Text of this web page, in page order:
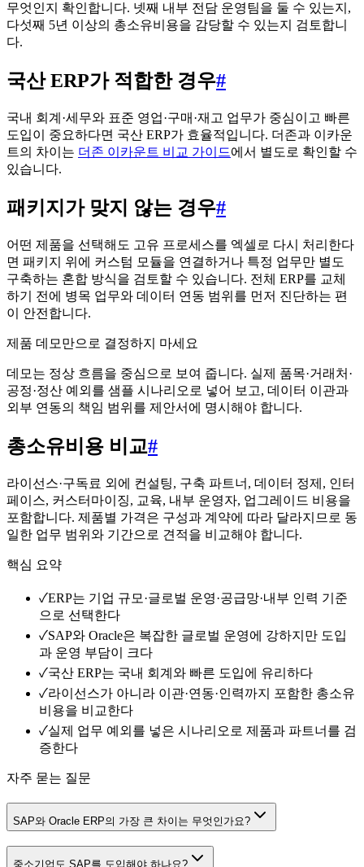
무엇인지 확인합니다. 넷째 내부 전담 운영팀을 둘 수 있는지,
다섯째 5년 이상의 총소유비용을 감당할 수 있는지 검토합니
다.
국산 ERP가 적합한 경우#
국내 회계·세무와 표준 영업·구매·재고 업무가 중심이고 빠른
도입이 중요하다면 국산 ERP가 효율적입니다. 더존과 이카운
트의 차이는 더존 이카운트 비교 가이드에서 별도로 확인할 수
있습니다.
패키지가 맞지 않는 경우#
어떤 제품을 선택해도 고유 프로세스를 엑셀로 다시 처리한다
면 패키지 위에 커스텀 모듈을 연결하거나 특정 업무만 별도
구축하는 혼합 방식을 검토할 수 있습니다. 전체 ERP를 교체
하기 전에 병목 업무와 데이터 연동 범위를 먼저 진단하는 편
이 안전합니다.
제품 데모만으로 결정하지 마세요
데모는 정상 흐름을 중심으로 보여 줍니다. 실제 품목·거래처·
공정·정산 예외를 샘플 시나리오로 넣어 보고, 데이터 이관과
외부 연동의 책임 범위를 제안서에 명시해야 합니다.
총소유비용 비교#
라이선스·구독료 외에 컨설팅, 구축 파트너, 데이터 정제, 인터
페이스, 커스터마이징, 교육, 내부 운영자, 업그레이드 비용을
포함합니다. 제품별 가격은 구성과 계약에 따라 달라지므로 동
일한 업무 범위와 기간으로 견적을 비교해야 합니다.
핵심 요약
✓ERP는 기업 규모·글로벌 운영·공급망·내부 인력 기준
으로 선택한다
✓SAP와 Oracle은 복잡한 글로벌 운영에 강하지만 도입
과 운영 부담이 크다
✓국산 ERP는 국내 회계와 빠른 도입에 유리하다
✓라이선스가 아니라 이관·연동·인력까지 포함한 총소유
비용을 비교한다
✓실제 업무 예외를 넣은 시나리오로 제품과 파트너를 검
증한다
자주 묻는 질문
SAP와 Oracle ERP의 가장 큰 차이는 무엇인가요?
중소기업도 SAP를 도입해야 하나요?